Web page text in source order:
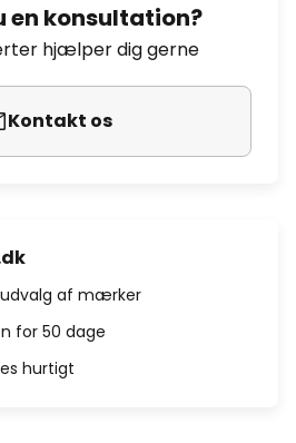
en konsultation?
hjælper dig gerne
Kontakt os
udvalg af mærker
for 50 dage
hurtigt